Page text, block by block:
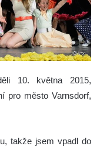
10. května 2015,
pro město Varnsdorf,
takže jsem vpadl do